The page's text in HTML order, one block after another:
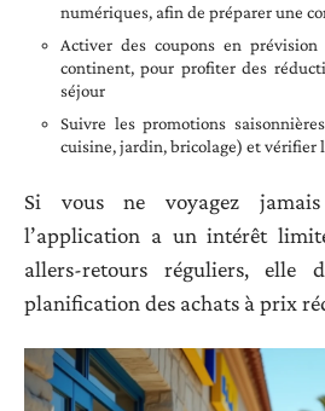
numériques, afin de préparer une
Activer des coupons en
continent, pour profiter des
séjour
Suivre les promotions
cuisine, jardin, bricolage) et
Si vous ne voyagez
l’application a un intérêt
allers-retours réguliers, elle
planification des achats à prix